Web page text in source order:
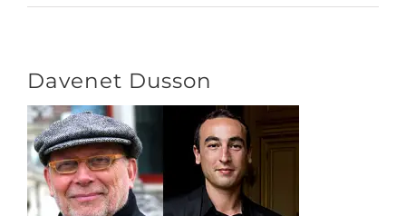
CONTACT/ACCÈS
Davenet Dusson